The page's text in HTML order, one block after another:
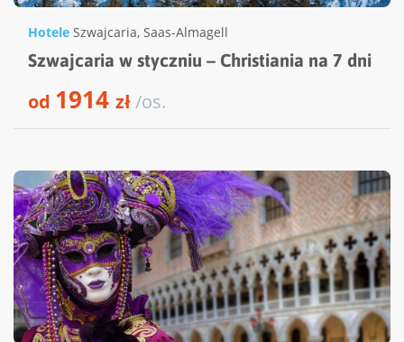
Hotele Szwajcaria, Saas-Almagell
Szwajcaria w styczniu – Christiania na 7 dni
od 1914 zł/os.